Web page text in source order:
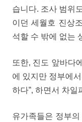
습니다. 조사 범위
이던 세월호 진상
석할 수 밖에 없는
또한, 진도 앞바다
에 있지만 정부에
하다”, 하면서 차일
유가족들은 정부